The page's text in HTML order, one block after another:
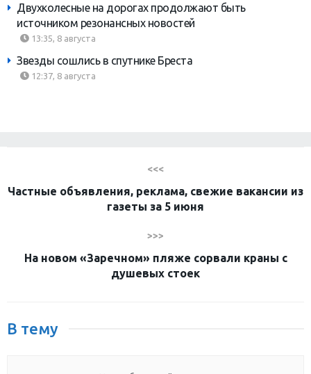
Двухколесные на дорогах продолжают быть
источником резонансных новостей
13:35, 8 августа
Звезды сошлись в спутнике Бреста
12:37, 8 августа
<<<
Частные объявления, реклама, свежие вакансии из
газеты за 5 июня
>>>
На новом «Заречном» пляже сорвали краны с
душевых стоек
В тему